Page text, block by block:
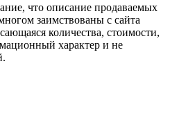
что описание продаваемых
заимствованы с сайта
количества, стоимости,
характер и не